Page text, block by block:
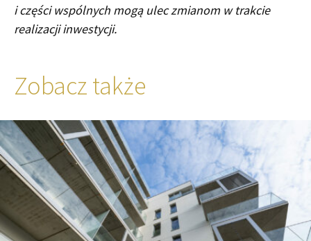
i części wspólnych mogą ulec zmianom w trakcie
realizacji inwestycji.
Zobacz także